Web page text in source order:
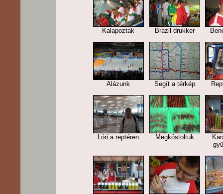
Kalapoztak Brazil drukker
Alázunk Segít a térkép
Lóri a reptéren Megkóstoltuk